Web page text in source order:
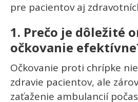
pre pacientov aj
1. Prečo je dôležité
očkovanie
Očkovanie proti chrípke
zdravie pacientov, ale
zaťaženie ambulancií